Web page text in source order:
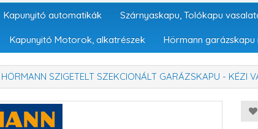
Kapunyitó automatikák Szárnyaskapu, Tolókapu
Kapunyitó Motorok, alkatrészek Hörmann
SZIGETELT SZEKCIONÁLT GARÁZSKAPU - KÉZI